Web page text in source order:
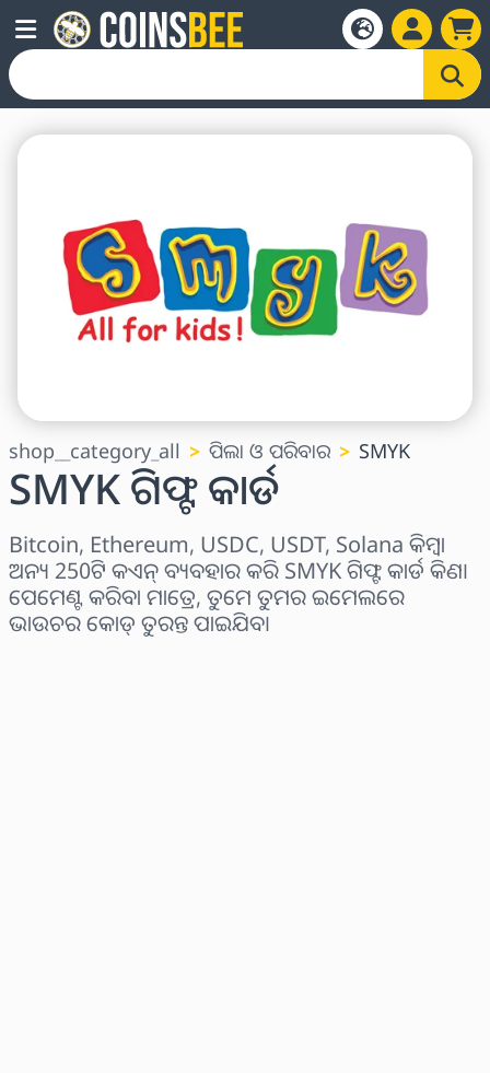
shop__category_all ପିଲା ଓ ପରିବାର SMYK
SMYK ଗିଫ୍ଟ କାର୍ଡ
Bitcoin, Ethereum, USDC, USDT, Solana କିମ୍ବା
ଅନ୍ୟ 250ଟି କଏନ୍ ବ୍ୟବହାର କରି SMYK ଗିଫ୍ଟ କାର୍ଡ କିଣ।
ପେମେଣ୍ଟ କରିବା ମାତ୍ରେ, ତୁମେ ତୁମର ଇମେଲରେ
ଭାଉଚର କୋଡ୍ ତୁରନ୍ତ ପାଇଯିବ।